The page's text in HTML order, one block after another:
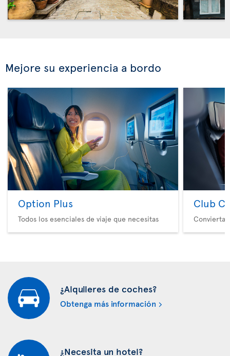
Mejore su experiencia a bordo
Option Plus
Todos los esenciales de viaje que necesitas
Club
Convierta
¿Alquileres de coches?
Obtenga más información
¿Necesita un hotel?